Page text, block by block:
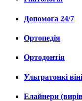
Допомога 24/7
Ортопедія
Ортодонтія
Ультратонкі
Елайнери